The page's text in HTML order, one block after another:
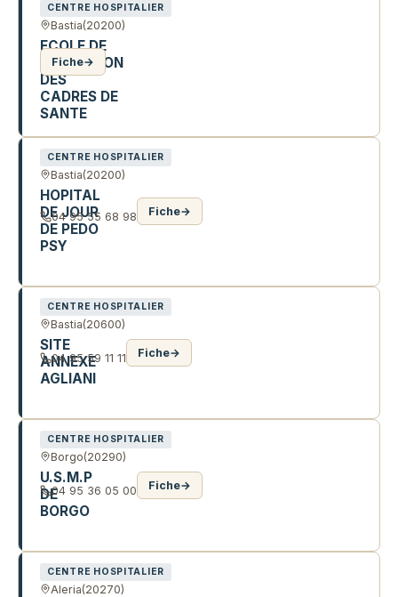
CENTRE HOSPITALIER
Bastia(20200)
ECOLE DE
FORMATION
DES
CADRES DE
SANTE
Fiche→
CENTRE HOSPITALIER
Bastia(20200)
HOPITAL
DE JOUR
DE PEDO
PSY
04 95 55 68 98 Fiche→
CENTRE HOSPITALIER
Bastia(20600)
SITE
ANNEXE
AGLIANI
04 95 59 11 11 Fiche→
CENTRE HOSPITALIER
Borgo(20290)
U.S.M.P
DE
BORGO
04 95 36 05 00 Fiche→
CENTRE HOSPITALIER
Aleria(20270)